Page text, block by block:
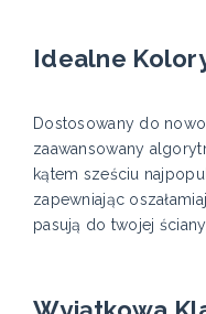
Idealne
Dostosowany do
zaawansowany
kątem sześciu
zapewniając
pasują do twojej ściany.